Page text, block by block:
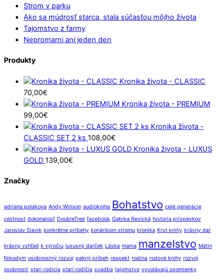
Strom v parku
Ako sa múdrosť starca, stala súčasťou môjho života
Tajomstvo z farmy
Nepromarni ani jeden den
Produkty
Kronika života - CLASSIC
70,00€
Kronika života - PREMIUM
99,00€
Kronika života -
CLASSIC SET 2 ks 108,00€
Kronika života - LUXUS
GOLD 139,00€
Značky
adriana polakova Andy Winson audiokniha Bohatstvo celé generácie
cestnost dokonalosť DoubleTree facebook Gabika Revická historia prispevkov
Jaroslav Slavik konkrétne príbehy konárikom stromu kronika Krst knihy krásny dar
krásny vzhľad k výročiu luxusný darček Láska mama manzelstvo Matin
Nikodym osobnostný rozvoj pekný príbeh respekt rodina rodové knihy rozvoj
osobnosti stari rodicia starí rodičia svadba tajomstvo vyvolávajú spomienky